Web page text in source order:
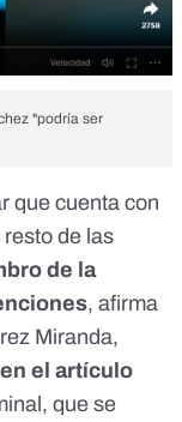
"podría ser
que cuenta con
de las
de la
, afirma
Miranda,
el artículo
, que se